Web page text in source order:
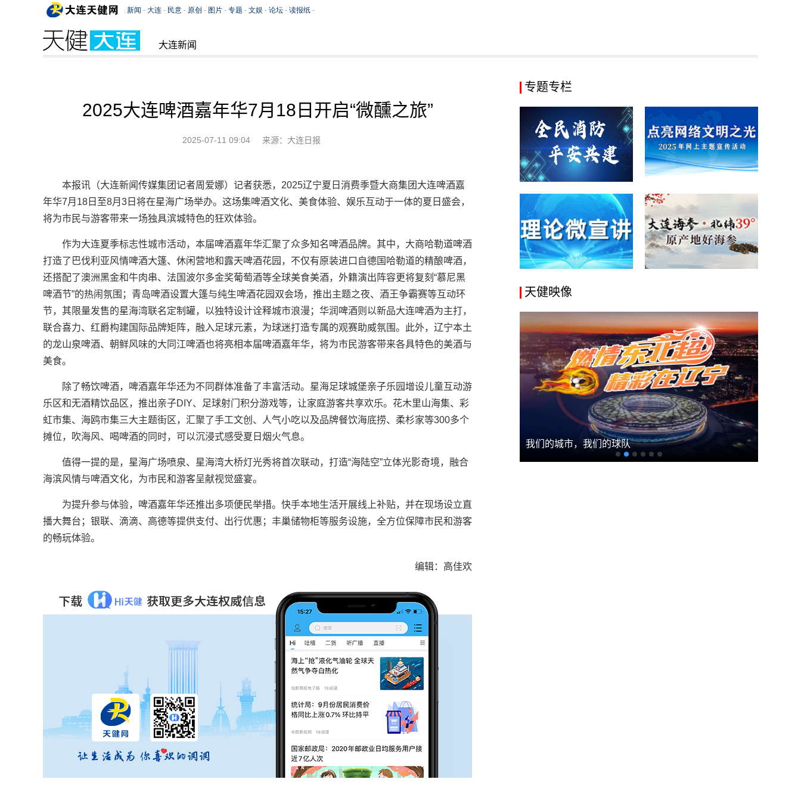
大连新闻
2025大连啤酒嘉年华7月18日开启“微醺之旅”
2025-07-11 09:04 来源：大连日报
本报讯（大连新闻传媒集团记者周爱娜）记者获悉，2025辽宁夏日消费季暨大商集团大连啤酒嘉
年华7月18日至8月3日将在星海广场举办。这场集啤酒文化、美食体验、娱乐互动于一体的夏日盛会，
将为市民与游客带来一场独具滨城特色的狂欢体验。
作为大连夏季标志性城市活动，本届啤酒嘉年华汇聚了众多知名啤酒品牌。其中，大商哈勒道啤酒
打造了巴伐利亚风情啤酒大篷、休闲营地和露天啤酒花园，不仅有原装进口自德国哈勒道的精酿啤酒，
还搭配了澳洲黑金和牛肉串、法国波尔多金奖葡萄酒等全球美食美酒，外籍演出阵容更将复刻“慕尼黑
啤酒节”的热闹氛围；青岛啤酒设置大篷与纯生啤酒花园双会场，推出主题之夜、酒王争霸赛等互动环
节，其限量发售的星海湾联名定制罐，以独特设计诠释城市浪漫；华润啤酒则以新品大连啤酒为主打，
联合喜力、红爵构建国际品牌矩阵，融入足球元素，为球迷打造专属的观赛助威氛围。此外，辽宁本土
的龙山泉啤酒、朝鲜风味的大同江啤酒也将亮相本届啤酒嘉年华，将为市民游客带来各具特色的美酒与
美食。
除了畅饮啤酒，啤酒嘉年华还为不同群体准备了丰富活动。星海足球城堡亲子乐园增设儿童互动游
乐区和无酒精饮品区，推出亲子DIY、足球射门积分游戏等，让家庭游客共享欢乐。花木里山海集、彩
虹市集、海鸥市集三大主题街区，汇聚了手工文创、人气小吃以及品牌餐饮海底捞、柔杉家等300多个
摊位，吹海风、喝啤酒的同时，可以沉浸式感受夏日烟火气息。
值得一提的是，星海广场喷泉、星海湾大桥灯光秀将首次联动，打造“海陆空”立体光影奇境，融合
海滨风情与啤酒文化，为市民和游客呈献视觉盛宴。
为提升参与体验，啤酒嘉年华还推出多项便民举措。快手本地生活开展线上补贴，并在现场设立直
播大舞台；银联、滴滴、高德等提供支付、出行优惠；丰巢储物柜等服务设施，全方位保障市民和游客
的畅玩体验。
编辑：高佳欢